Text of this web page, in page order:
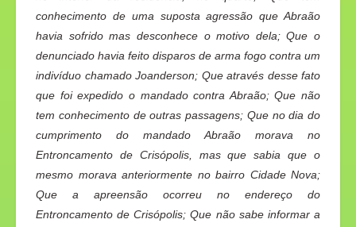
conhecimento de uma suposta agressão que Abraão
havia sofrido mas desconhece o motivo dela; Que o
denunciado havia feito disparos de arma fogo contra um
indivíduo chamado Joanderson; Que através desse fato
que foi expedido o mandado contra Abraão; Que não
tem conhecimento de outras passagens; Que no dia do
cumprimento do mandado Abraão morava no
Entroncamento de Crisópolis, mas que sabia que o
mesmo morava anteriormente no bairro Cidade Nova;
Que a apreensão ocorreu no endereço do
Entroncamento de Crisópolis; Que não sabe informar a